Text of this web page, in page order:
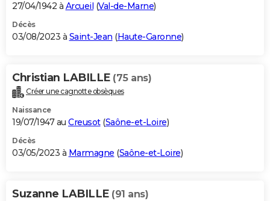
27/04/1942 à Arcueil (Val-de-Marne)
Décès
03/08/2023 à Saint-Jean (Haute-Garonne)
Christian LABILLE (75 ans)
Créer une cagnotte obsèques
Naissance
19/07/1947 au Creusot(Saône-et-Loire)
Décès
03/05/2023 à Marmagne (Saône-et-Loire)
Suzanne LABILLE (91 ans)